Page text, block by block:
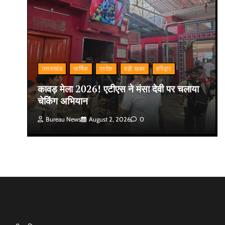
उत्तराखंड धार्मिक प्रदेश बड़ी खबर हरिद्वार
कावड़ मेला 2026! एटीएस ने मंसा देवी पर चलाया
चेकिंग अभियान
Bureau News August 2, 2026 0